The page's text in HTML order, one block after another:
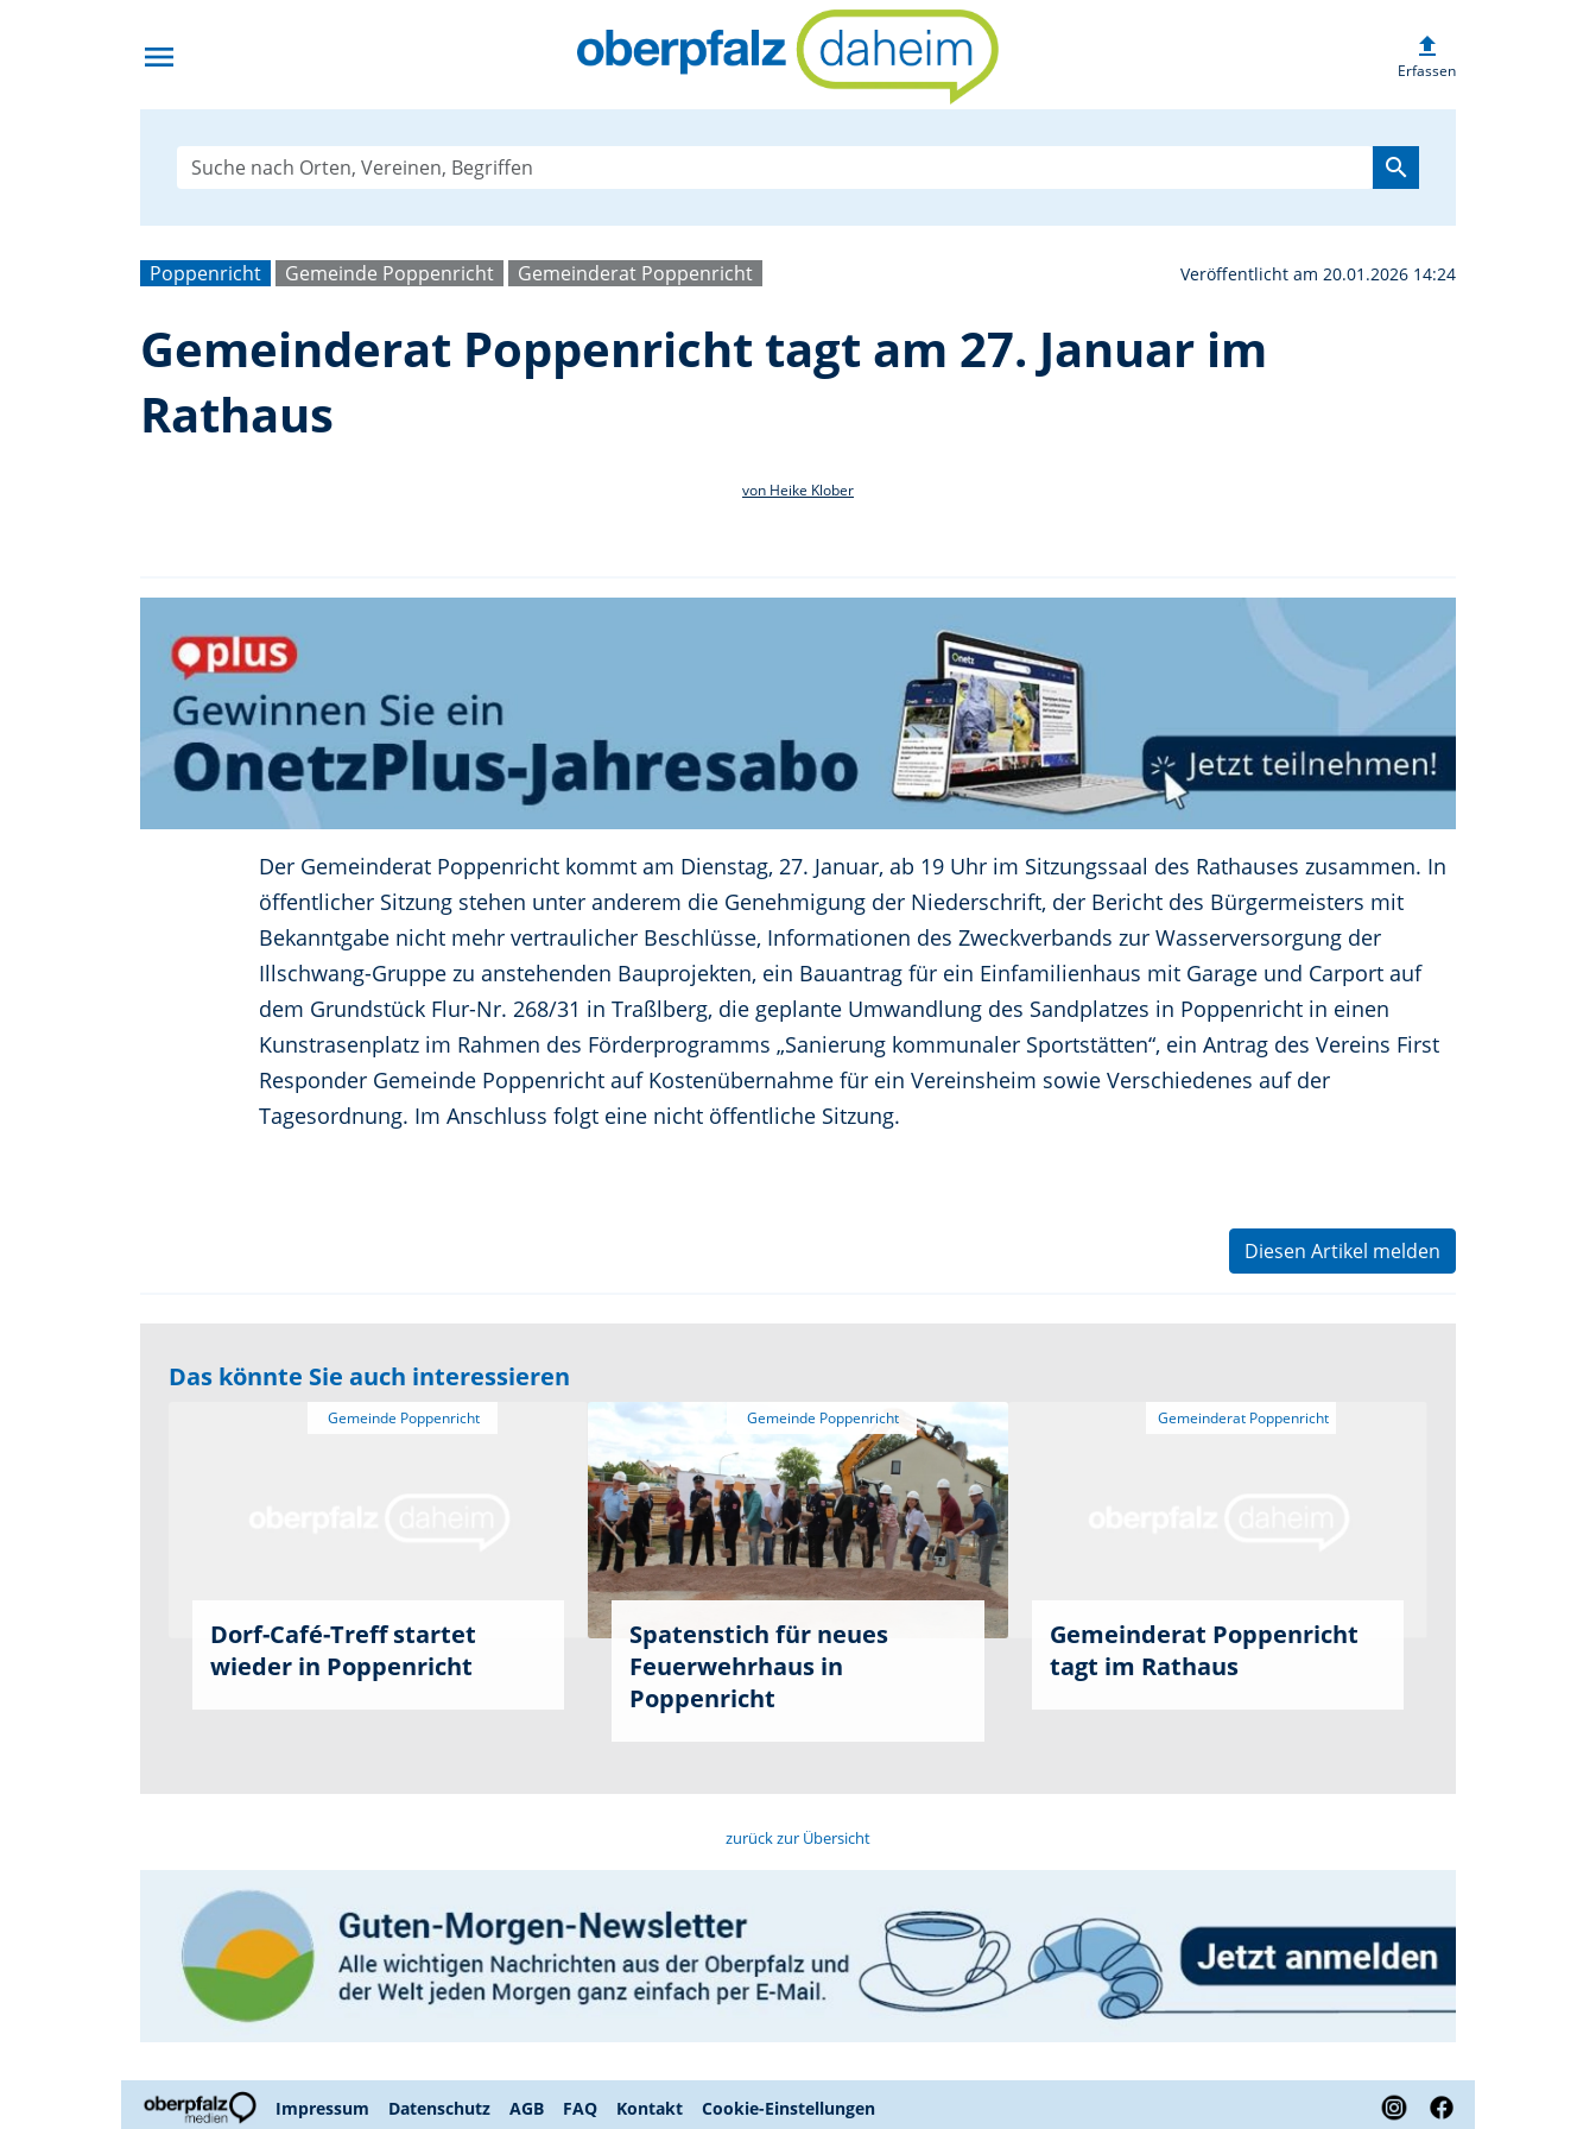
menu Gemeinderat Poppenricht tagt am
upload
Erfassen
search
Poppenricht Gemeinde Poppenricht Gemeinderat Poppenricht Veröffentlicht am 20.01.2026 14:24
Gemeinderat Poppenricht tagt am 27. Januar im
Rathaus
von Heike Klober
Der Gemeinderat Poppenricht kommt am Dienstag, 27. Januar, ab 19 Uhr im Sitzungssaal des Rathauses zusammen. In
öffentlicher Sitzung stehen unter anderem die Genehmigung der Niederschrift, der Bericht des Bürgermeisters mit
Bekanntgabe nicht mehr vertraulicher Beschlüsse, Informationen des Zweckverbands zur Wasserversorgung der
Illschwang-Gruppe zu anstehenden Bauprojekten, ein Bauantrag für ein Einfamilienhaus mit Garage und Carport auf
dem Grundstück Flur-Nr. 268/31 in Traßlberg, die geplante Umwandlung des Sandplatzes in Poppenricht in einen
Kunstrasenplatz im Rahmen des Förderprogramms „Sanierung kommunaler Sportstätten“, ein Antrag des Vereins First
Responder Gemeinde Poppenricht auf Kostenübernahme für ein Vereinsheim sowie Verschiedenes auf der
Tagesordnung. Im Anschluss folgt eine nicht öffentliche Sitzung.
Diesen Artikel melden
Das könnte Sie auch interessieren
Dorf-Café-Treff startet
wieder in Poppenricht
Spatenstich für neues
Feuerwehrhaus in
Poppenricht
Gemeinderat Poppenricht
Gemeinderat Poppenricht
tagt im Rathaus
zurück zur Übersicht
Impressum Datenschutz AGB FAQ Kontakt Cookie-Einstellungen